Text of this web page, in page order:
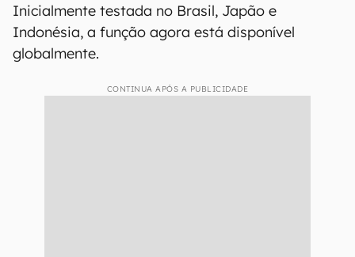
Inicialmente testada no Brasil, Japão e
Indonésia, a função agora está disponível
globalmente.
CONTINUA APÓS A PUBLICIDADE